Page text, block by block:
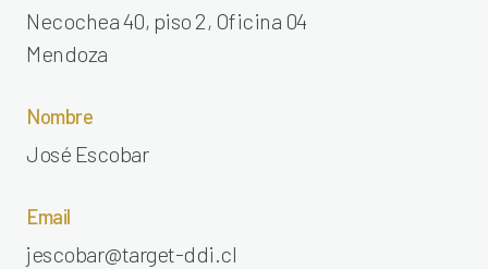
Necochea 40, piso 2, Oficina 04
Mendoza
Nombre
José Escobar
Email
jescobar@target-ddi.cl